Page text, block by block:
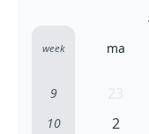
week ma
9
10 2